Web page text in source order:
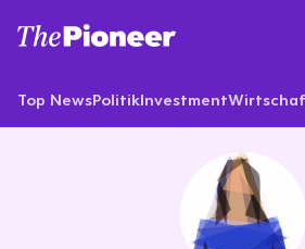
Top NewsPolitikInvestment